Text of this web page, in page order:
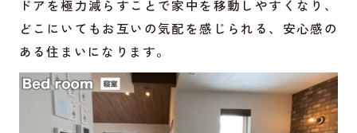
ドアを極力減らすことで家中を移動しやすくなり、
どこにいてもお互いの気配を感じられる、安心感の
ある住まいになります。